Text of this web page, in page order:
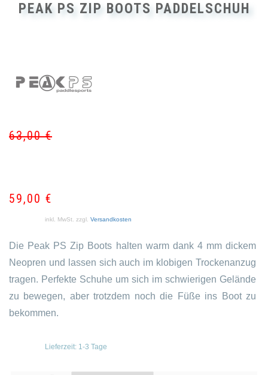
PEAK PS ZIP BOOTS PADDELSCHUH
63,00€
59,00 €
inkl. MwSt. zzgl. Versandkosten
Die Peak PS Zip Boots halten warm dank 4 mm dickem
Neopren und lassen sich auch im klobigen Trockenanzug
tragen. Perfekte Schuhe um sich im schwierigen Gelände
zu bewegen, aber trotzdem noch die Füße ins Boot zu
bekommen.
Lieferzeit: 1-3 Tage